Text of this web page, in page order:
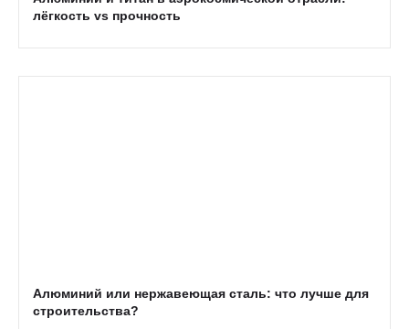
лёгкость vs прочность
Алюминий или нержавеющая сталь: что лучше для
строительства?